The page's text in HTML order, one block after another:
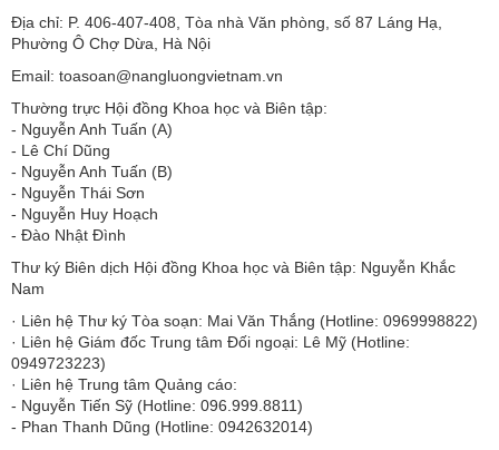
Địa chỉ: P. 406-407-408, Tòa nhà Văn phòng, số 87 Láng Hạ,
Phường Ô Chợ Dừa, Hà Nội
Email: toasoan@nangluongvietnam.vn
Thường trực Hội đồng Khoa học và Biên tập:
​​​​​​- Nguyễn Anh Tuấn (A)
- Lê Chí Dũng
- Nguyễn Anh Tuấn (B)
- Nguyễn Thái Sơn
- Nguyễn Huy Hoạch
- Đào Nhật Đình
Thư ký Biên dịch Hội đồng Khoa học và Biên tập: Nguyễn Khắc
Nam
· Liên hệ Thư ký Tòa soạn: Mai Văn Thắng (Hotline: 0969998822)
· Liên hệ Giám đốc Trung tâm Đối ngoại: Lê Mỹ (Hotline:
0949723223)
· Liên hệ Trung tâm Quảng cáo:
- Nguyễn Tiến Sỹ (Hotline: 096.999.8811)
- Phan Thanh Dũng (Hotline: 0942632014)